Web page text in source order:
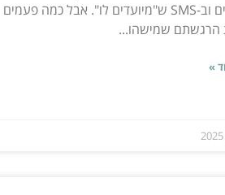
במיילים וב-SMS ש"מיועדים לו". אבל כמה פעמים
שמישהו...
»